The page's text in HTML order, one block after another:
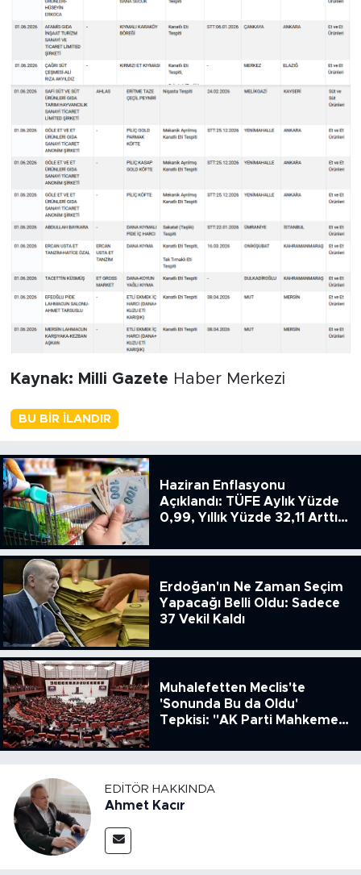
Kaynak: Milli Gazete Haber Merkezi
BU BIR İLANDIR
Haziran Enflasyonu
Açıklandı: TÜFE Aylık Yüzde
0,99, Yıllık Yüzde 32,11 Arttı,
51.49
Erdoğan'ın Ne Zaman Seçim
Yapacağı Belli Oldu: Sadece
37 Vekil Kaldı
Muhalefetten Meclis'te
'Sonunda Bu da Oldu'
Tepkisi: "AK Parti Mahkeme
Kanun Çıkardı"
EDITÖR HAKKINDA
Ahmet Kacır